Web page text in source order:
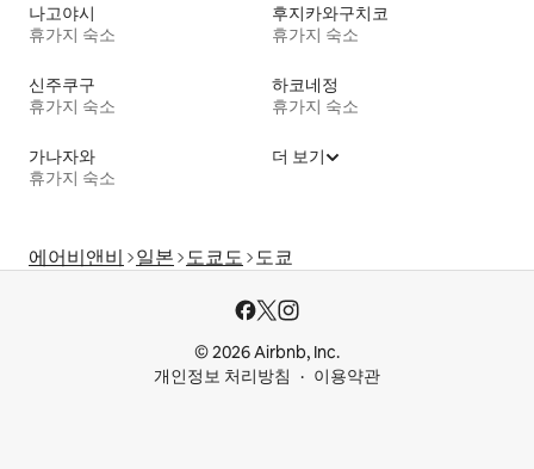
나고야시
휴가지 숙소
후지카와구치코
휴가지 숙소
신주쿠구
휴가지 숙소
하코네정
휴가지 숙소
가나자와
휴가지 숙소
더 보기
에어비앤비 일본 도쿄도 도쿄
© 2026 Airbnb, Inc.
개인정보 처리방침
이용약관